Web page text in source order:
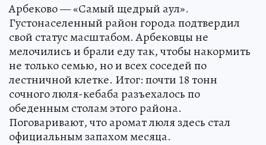
Арбеково — «Самый щедрый аул».
Густонаселенный район города подтвердил
свой статус масштабом. Арбековцы не
мелочились и брали еду так, чтобы накормить
не только семью, но и всех соседей по
лестничной клетке. Итог: почти 18 тонн
сочного люля-кебаба разъехалось по
обеденным столам этого района.
Поговаривают, что аромат люля здесь стал
официальным запахом месяца.